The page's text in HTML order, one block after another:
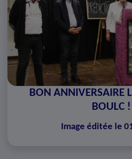
BON ANNIVERSAIRE
BOULC !
Image éditée le